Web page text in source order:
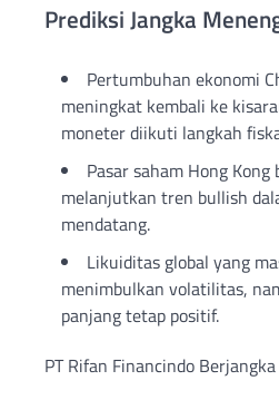
Prediksi Jangka
Pertumbuhan ekonomi
meningkat kembali ke
moneter diikuti langkah
Pasar saham Hong Kong
melanjutkan tren bullish
mendatang.
Likuiditas global yang
menimbulkan volatilitas,
panjang tetap positif.
PT Rifan Financindo